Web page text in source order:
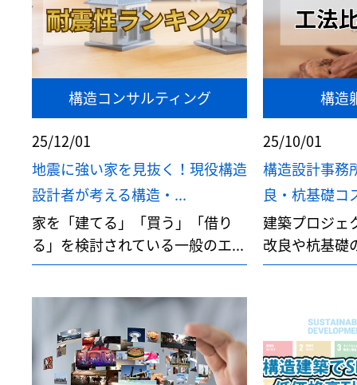
構造コンサルティング
25/12/01
地震に強い家を見抜く！現役構造
設計者が考える構造・...
家を「建てる」「買う」「借り
る」を検討されている一般のエ...
構造
25/10/01
構造設計事務
良・杭基礎コ
建築プロジェ
改良や杭基礎